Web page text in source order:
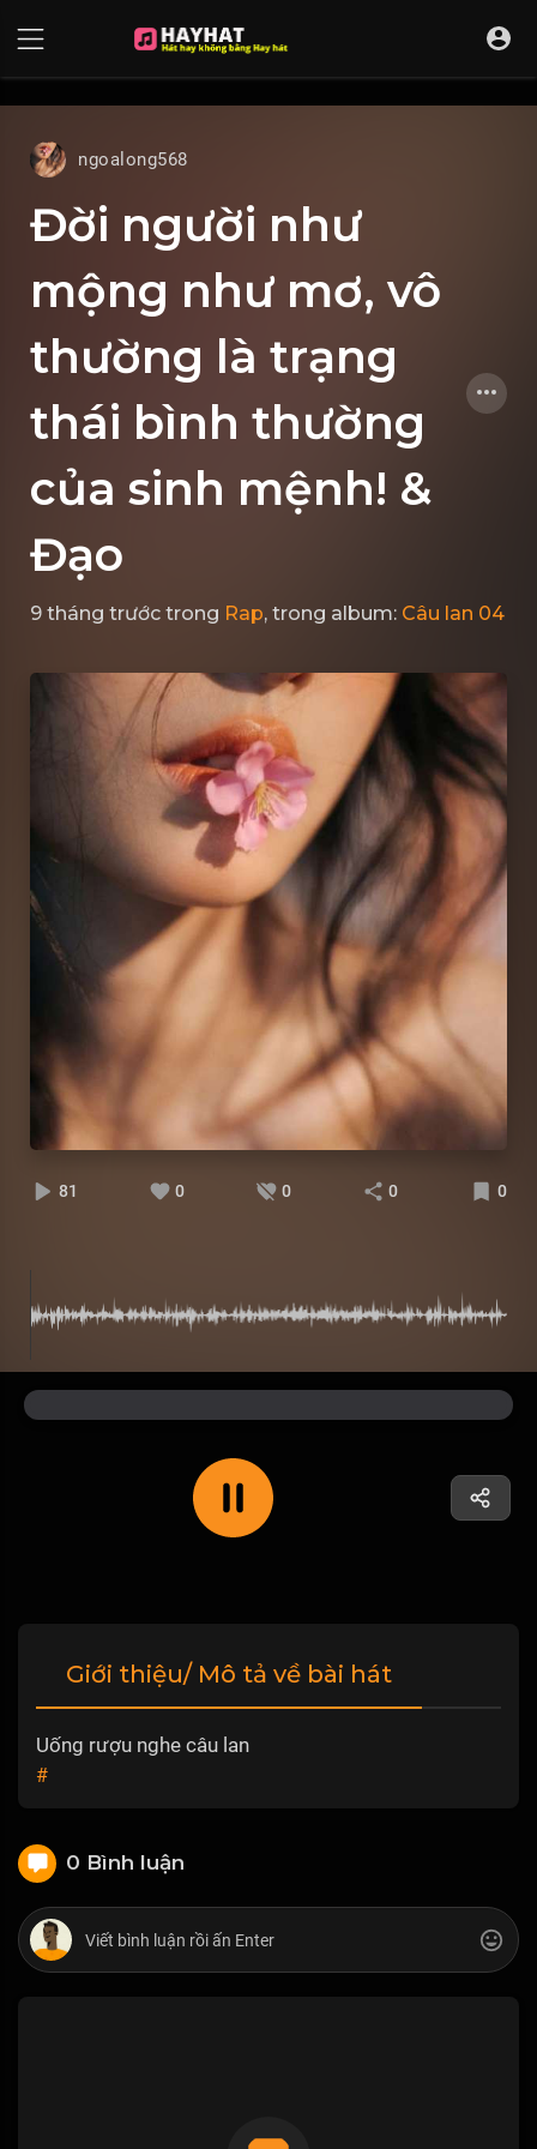
ngoalong568
Đời người như
mộng như mơ, vô
thường là trạng
thái bình thường
của sinh mệnh! &
Đạo
9 tháng trước trong Rap, trong album: Câu lan 04
81 0 0 0 0
Giới thiệu/ Mô tả về bài hát
Uống rượu nghe câu lan
#
0 Bình luận